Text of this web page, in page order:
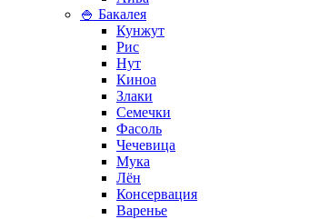
🍚 Бакалея
Кунжут
Рис
Нут
Киноа
Злаки
Семечки
Фасоль
Чечевица
Мука
Лён
Консервация
Варенье